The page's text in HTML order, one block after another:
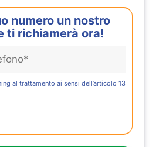
numero un nostro
ti richiamerà ora!
al trattamento ai sensi dell’articolo 13